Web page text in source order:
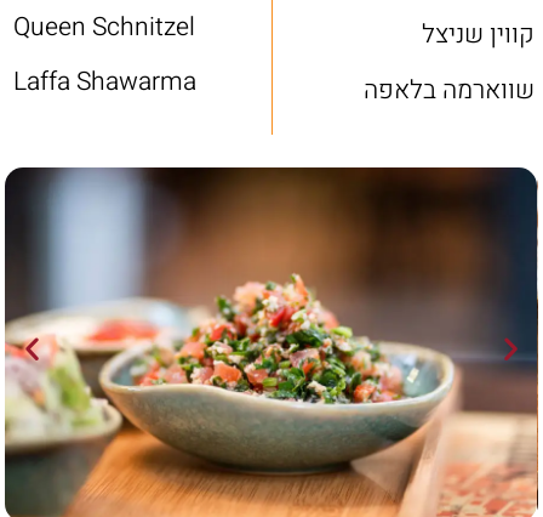
קווין שניצל
שווארמה בלאפה
Queen Schnitzel
Laffa Shawarma